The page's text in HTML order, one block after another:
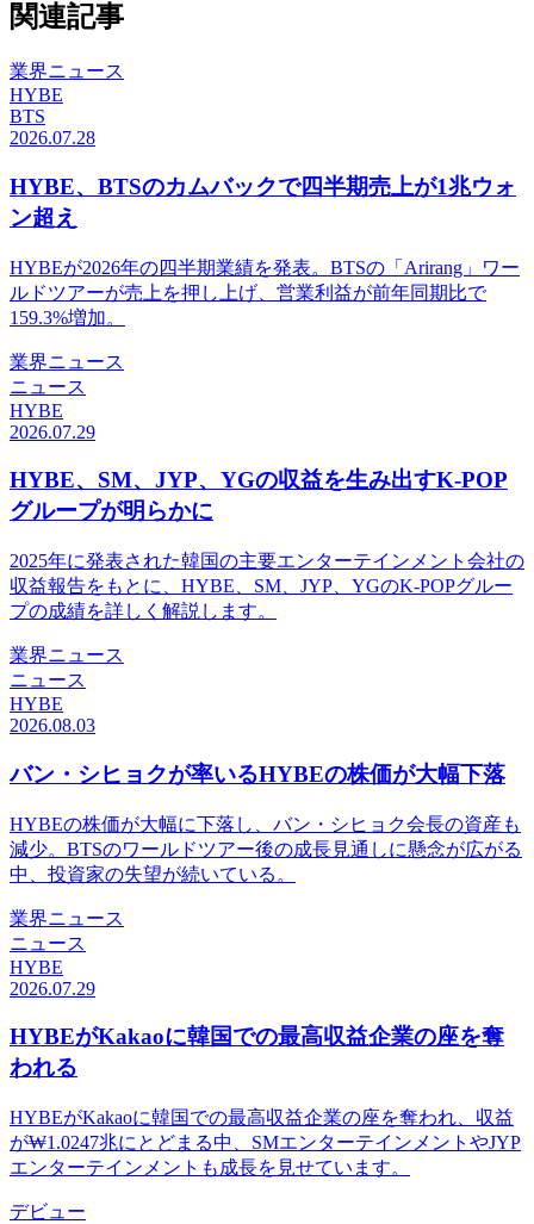
関連記事
業界ニュース
HYBE
BTS
2026.07.28
HYBE、BTSのカムバックで四半期売上が1兆ウォ
ン超え
HYBEが2026年の四半期業績を発表。BTSの「Arirang」ワー
ルドツアーが売上を押し上げ、営業利益が前年同期比で
159.3%増加。
業界ニュース
ニュース
HYBE
2026.07.29
HYBE、SM、JYP、YGの収益を生み出すK-POP
グループが明らかに
2025年に発表された韓国の主要エンターテインメント会社の
収益報告をもとに、HYBE、SM、JYP、YGのK-POPグルー
プの成績を詳しく解説します。
業界ニュース
ニュース
HYBE
2026.08.03
バン・シヒョクが率いるHYBEの株価が大幅下落
HYBEの株価が大幅に下落し、バン・シヒョク会長の資産も
減少。BTSのワールドツアー後の成長見通しに懸念が広がる
中、投資家の失望が続いている。
業界ニュース
ニュース
HYBE
2026.07.29
HYBEがKakaoに韓国での最高収益企業の座を奪
われる
HYBEがKakaoに韓国での最高収益企業の座を奪われ、収益
が₩1.0247兆にとどまる中、SMエンターテインメントやJYP
エンターテインメントも成長を見せています。
デビュー